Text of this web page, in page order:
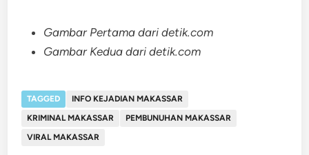
Gambar Pertama dari detik.com
Gambar Kedua dari detik.com
TAGGED
INFO KEJADIAN MAKASSAR
KRIMINAL MAKASSAR
PEMBUNUHAN MAKASSAR
VIRAL MAKASSAR